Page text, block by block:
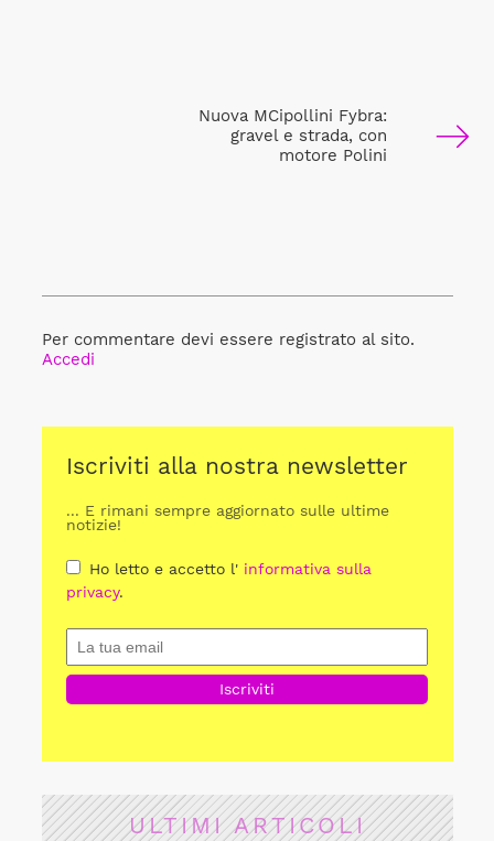
Nuova MCipollini Fybra:
gravel e strada, con
motore Polini
Per commentare devi essere registrato al sito.
Accedi
Iscriviti alla nostra newsletter
... E rimani sempre aggiornato sulle ultime
notizie!
Ho letto e accetto l' informativa sulla
privacy.
ULTIMI ARTICOLI